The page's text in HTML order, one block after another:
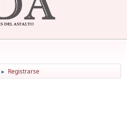
► Registrarse